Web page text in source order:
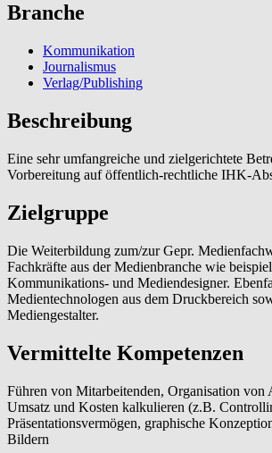
Branche
Kommunikation
Journalismus
Verlag/Publishing
Beschreibung
Eine sehr umfangreiche und zielgerichtete
Vorbereitung auf öffentlich-rechtliche IHK-
Zielgruppe
Die Weiterbildung zum/zur Gepr.
Fachkräfte aus der Medienbranche wie
Kommunikations- und Mediendesigner.
Medientechnologen aus dem Druckbereich
Mediengestalter.
Vermittelte Kompetenzen
Führen von Mitarbeitenden, Organisation von
Umsatz und Kosten kalkulieren (z.B.
Präsentationsvermögen, graphische
Bildern